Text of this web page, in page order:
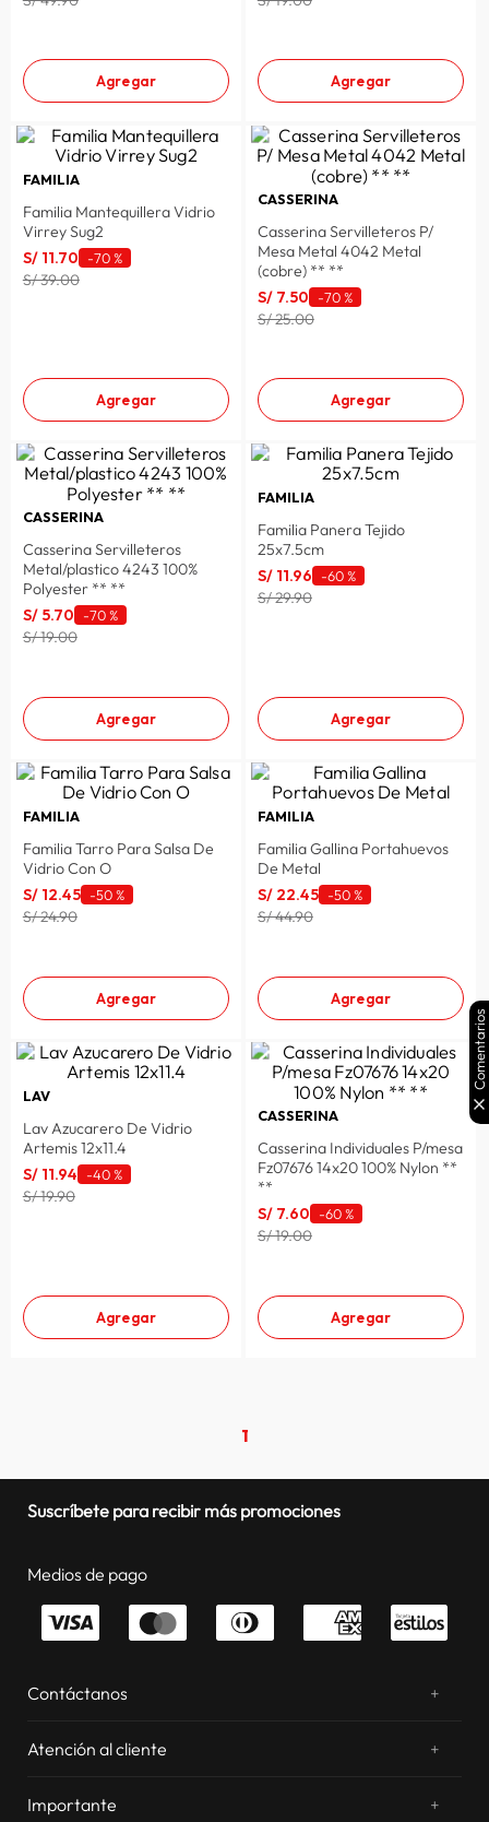
Agregar Agregar
FAMILIA
Familia Mantequillera Vidrio
Virrey Sug2
S/ 11.70 -70 %
S/ 39.00
Agregar
CASSERINA
Casserina Servilleteros P/
Mesa Metal 4042 Metal
(cobre) ** **
S/ 7.50 -70 %
S/ 25.00
Agregar
CASSERINA
Casserina Servilleteros
Metal/plastico 4243 100%
Polyester ** **
S/ 5.70 -70 %
S/ 19.00
Agregar
FAMILIA
Familia Panera Tejido
25x7.5cm
S/ 11.96 -60 %
S/ 29.90
Agregar
FAMILIA
Familia Tarro Para Salsa De
Vidrio Con O
S/ 12.45 -50 %
S/ 24.90
Agregar
FAMILIA
Familia Gallina Portahuevos
De Metal
S/ 22.45 -50 %
S/ 44.90
Agregar
LAV
Lav Azucarero De Vidrio
Artemis 12x11.4
S/ 11.94 -40 %
S/ 19.90
Agregar
CASSERINA
Casserina Individuales P/mesa
Fz07676 14x20 100% Nylon **
**
S/ 7.60 -60 %
S/ 19.00
Agregar
1
Suscríbete para recibir más promociones
Medios de pago
Contáctanos +
Atención al cliente
+
Cambios y devoluciones
Importante
+
Comentarios